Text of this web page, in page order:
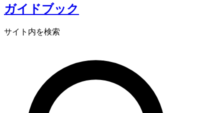
ガイドブック
サイト内を検索